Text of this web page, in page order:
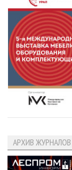
АРХИВ ЖУРНАЛОВ